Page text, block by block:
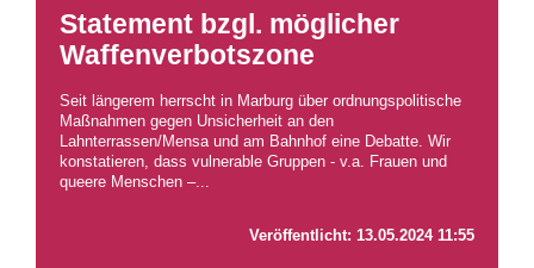
Statement bzgl. möglicher
Waffenverbotszone
Seit längerem herrscht in Marburg über ordnungspolitische
Maßnahmen gegen Unsicherheit an den
Lahnterrassen/Mensa und am Bahnhof eine Debatte. Wir
konstatieren, dass vulnerable Gruppen - v.a. Frauen und
queere Menschen –...
Veröffentlicht: 13.05.2024 11:55